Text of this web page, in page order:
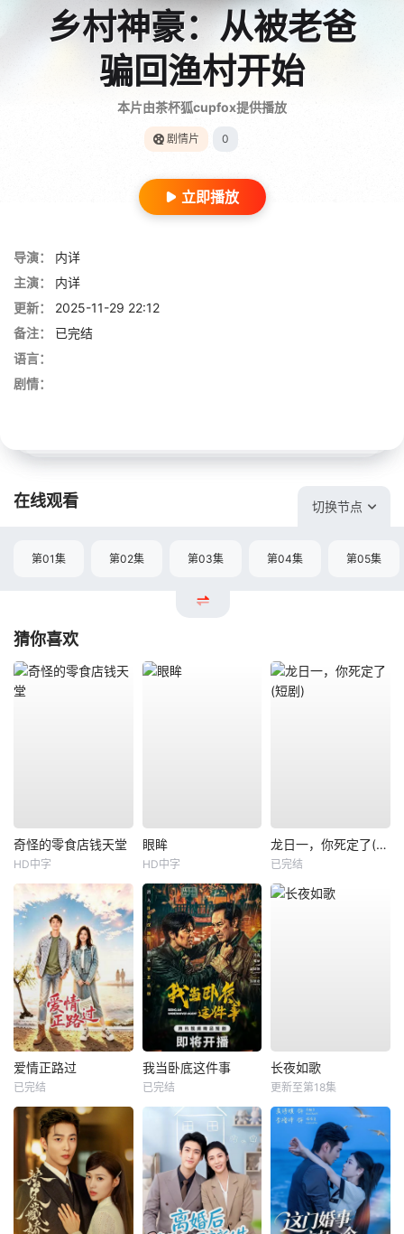
乡村神豪：从被老爸
骗回渔村开始
本片由茶杯狐cupfox提供播放
剧情片 0
立即播放
导演：
内详
主演：
内详
更新：
2025-11-29 22:12
备注：
已完结
语言：
剧情：
在线观看 切换节点
第01集 第02集 第03集 第04集 第05集
猜你喜欢
奇怪的零食店钱天堂
HD中字
眼眸
HD中字
龙日一，你死定了(短剧)
已完结
爱情正路过
已完结
我当卧底这件事
已完结
长夜如歌
更新至第18集